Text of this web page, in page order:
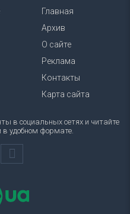
Главная
Архив
О сайте
Реклама
Контакты
Карта сайта
в социальных сетях и читайте
в удобном формате.